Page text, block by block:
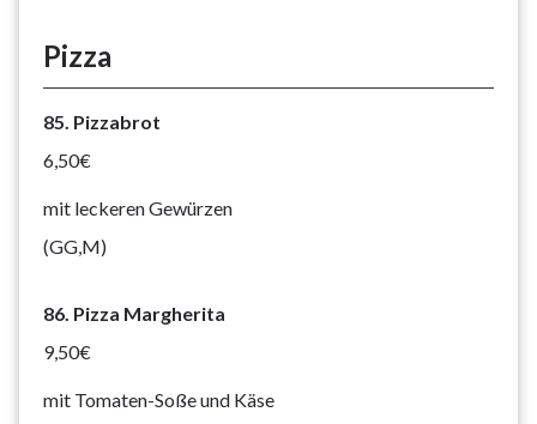
Pizza
85. Pizzabrot
6,50€
mit leckeren Gewürzen
(GG,M)
86. Pizza Margherita
9,50€
mit Tomaten-Soße und Käse